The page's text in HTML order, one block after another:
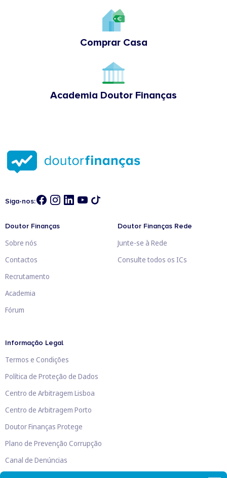
Comprar Casa
Academia Doutor Finanças
Siga-nos:
Doutor Finanças
Sobre nós
Contactos
Recrutamento
Academia
Fórum
Doutor Finanças Rede
Junte-se à Rede
Consulte todos os ICs
Informação Legal
Termos e Condições
Política de Proteção de Dados
Centro de Arbitragem Lisboa
Centro de Arbitragem Porto
Doutor Finanças Protege
Plano de Prevenção Corrupção
Canal de Denúncias